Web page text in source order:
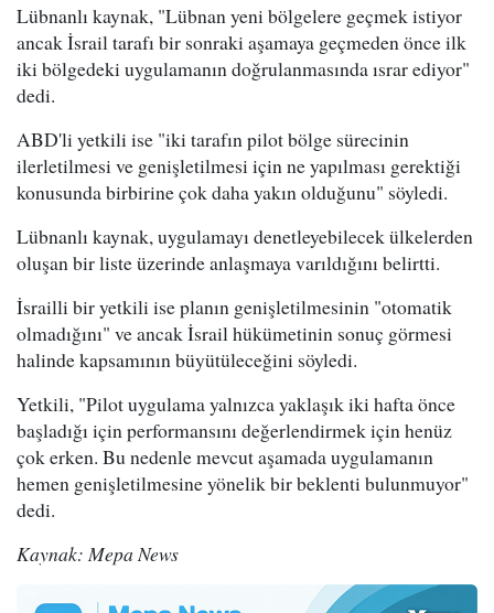
Lübnanlı kaynak, "Lübnan yeni bölgelere geçmek istiyor
ancak İsrail tarafı bir sonraki aşamaya geçmeden önce ilk
iki bölgedeki uygulamanın doğrulanmasında ısrar ediyor"
dedi.
ABD'li yetkili ise "iki tarafın pilot bölge sürecinin
ilerletilmesi ve genişletilmesi için ne yapılması gerektiği
konusunda birbirine çok daha yakın olduğunu" söyledi.
Lübnanlı kaynak, uygulamayı denetleyebilecek ülkelerden
oluşan bir liste üzerinde anlaşmaya varıldığını belirtti.
İsrailli bir yetkili ise planın genişletilmesinin "otomatik
olmadığını" ve ancak İsrail hükümetinin sonuç görmesi
halinde kapsamının büyütüleceğini söyledi.
Yetkili, "Pilot uygulama yalnızca yaklaşık iki hafta önce
başladığı için performansını değerlendirmek için henüz
çok erken. Bu nedenle mevcut aşamada uygulamanın
hemen genişletilmesine yönelik bir beklenti bulunmuyor"
dedi.
Kaynak: Mepa News